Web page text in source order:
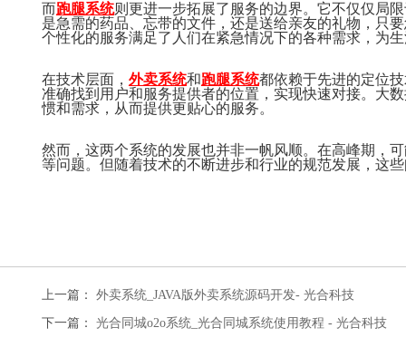
而跑腿系统则更进一步拓展了服务的边界。它不仅仅局
是急需的药品、忘带的文件，还是送给亲友的礼物，只
个性化的服务满足了人们在紧急情况下的各种需求，为
在技术层面， 外卖系统和跑腿系统都依赖于先进的定位
准确找到用户和服务提供者的位置，实现快速对接。大
惯和需求，从而提供更贴心的服务。
然而，这两个系统的发展也并非一帆风顺。在高峰期，
等问题。但随着技术的不断进步和行业的规范发展，这
上一篇： 外卖系统_JAVA版外卖系统源码开发- 光合科技
下一篇： 光合同城o2o系统_光合同城系统使用教程 - 光合科技